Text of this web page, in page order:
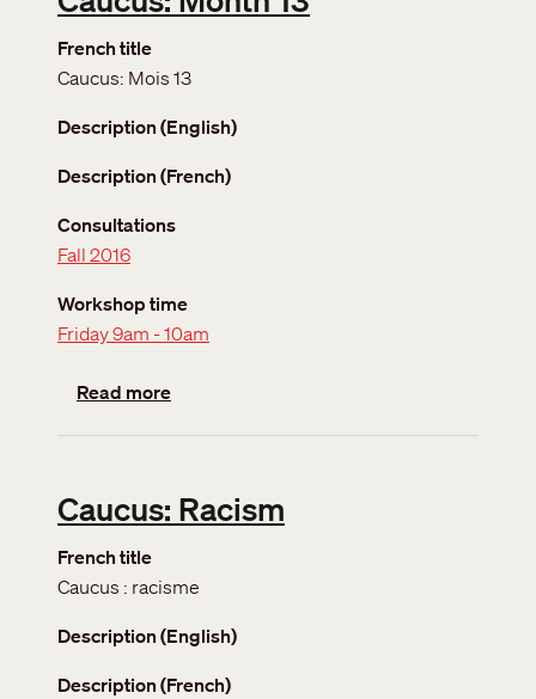
French title
Caucus: Mois 13
Description (English)
Description (French)
Consultations
Fall 2016
Workshop time
Friday 9am - 10am
Read moreabout Caucus: Month 13
Caucus: Racism
French title
Caucus : racisme
Description (English)
Description (French)